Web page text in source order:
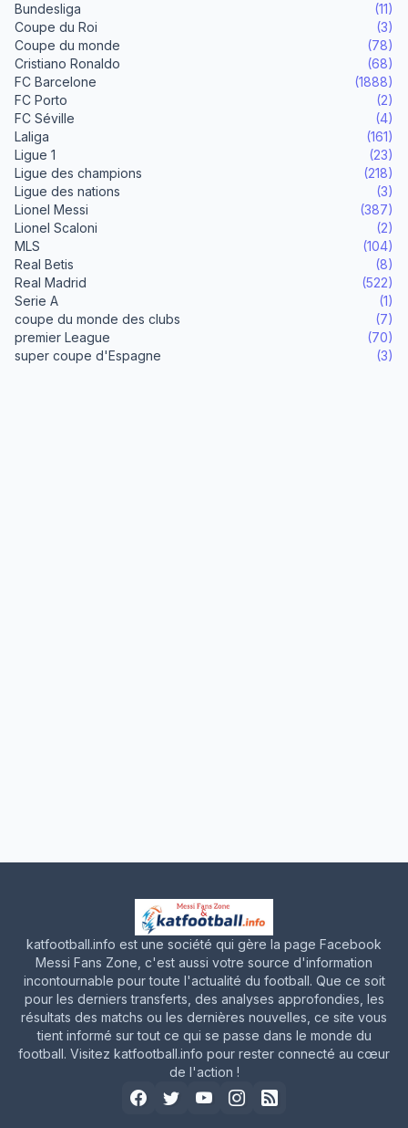
Bundesliga
(11)
Coupe du Roi
(3)
Coupe du monde
(78)
Cristiano Ronaldo
(68)
FC Barcelone
(1888)
FC Porto
(2)
FC Séville
(4)
Laliga
(161)
Ligue 1
(23)
Ligue des champions
(218)
Ligue des nations
(3)
Lionel Messi
(387)
Lionel Scaloni
(2)
MLS
(104)
Real Betis
(8)
Real Madrid
(522)
Serie A
(1)
coupe du monde des clubs
(7)
premier League
(70)
super coupe d'Espagne
(3)
katfootball.info est une société qui gère la page Facebook
Messi Fans Zone, c'est aussi votre source d'information
incontournable pour toute l'actualité du football. Que ce soit
pour les derniers transferts, des analyses approfondies, les
résultats des matchs ou les dernières nouvelles, ce site vous
tient informé sur tout ce qui se passe dans le monde du
football. Visitez katfootball.info pour rester connecté au cœur
de l'action !